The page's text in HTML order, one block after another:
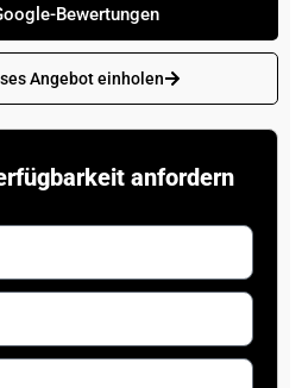
Bewertungen
Angebot einholen
anfordern